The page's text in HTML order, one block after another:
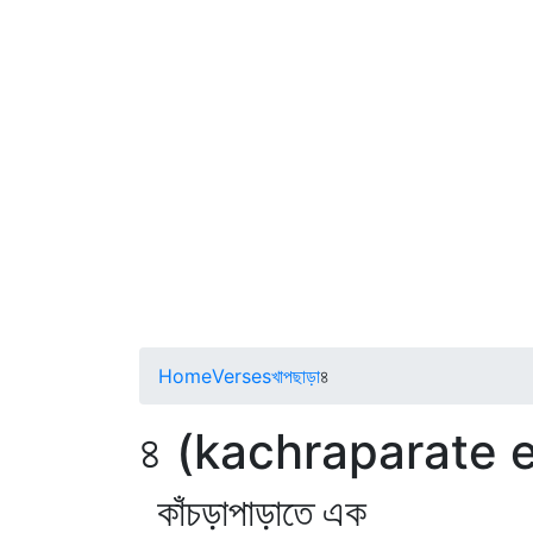
HomeVersesখাপছাড়া৪
৪ (kachraparate
কাঁচড়াপাড়াতে এক